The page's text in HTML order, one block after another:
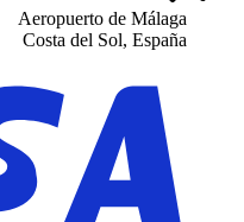
Aeropuerto de Málaga
Costa del Sol, España